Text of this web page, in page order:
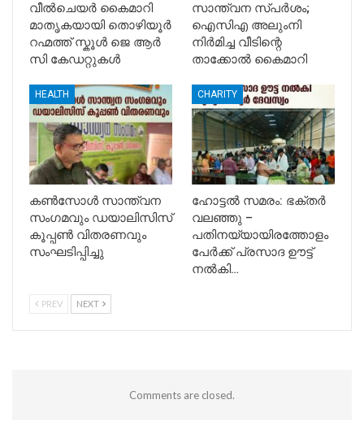
വീൽചെയർ കൈമാറി
മാതൃകയായി തൊഴിയൂർ
റഹ്മത്ത് സ്കൂൾ ജെ ആർ
സി കേഡറ്റുകൾ
സാന്ത്വന സ്പർശം;
ഐസിഎ അലുംനി
നിർമിച്ച വീടിന്റെ
താക്കോൽ കൈമാറി
HEALTH
കൺസോൾ സാന്ത്വന
സംഗമവും ഡയാലിസിസ്
കൂപ്പൺ വിതരണവും
സംഘടിപ്പിച്ചു
CHARITY
ഹോട്ടൽ സമരം: ഭക്തർ
വലഞ്ഞു –
പതിനയ്യായിരത്തോളം
പേർക്ക് പ്രസാദ ഊട്ട്
നൽകി…
PREV NEXT
Comments are closed.